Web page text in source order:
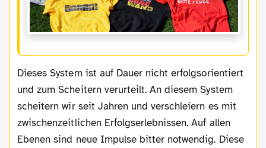
Dieses System ist auf Dauer nicht erfolgsorientiert
und zum Scheitern verurteilt. An diesem System
scheitern wir seit Jahren und verschleiern es mit
zwischenzeitlichen Erfolgserlebnissen. Auf allen
Ebenen sind neue Impulse bitter notwendig. Diese